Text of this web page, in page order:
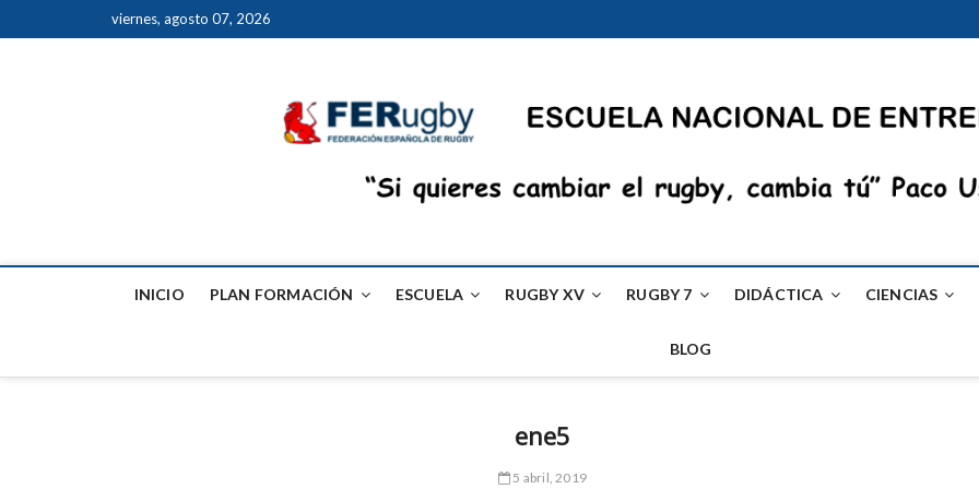
viernes, agosto 07, 2026
INICIO PLAN FORMACIÓN ESCUELA RUGBY XV RUGBY 7 DIDÁCTICA CIENCIAS
BLOG
ene5
5 abril, 2019